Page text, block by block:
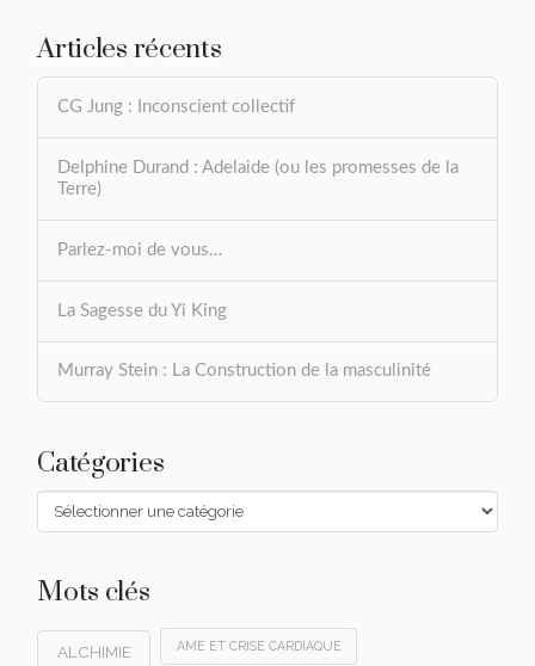
Articles récents
CG Jung : Inconscient collectif
Delphine Durand : Adelaide (ou les promesses de la
Terre)
Parlez-moi de vous…
La Sagesse du Yi King
Murray Stein : La Construction de la masculinité
Catégories
Catégories
Mots clés
ALCHIMIE AME ET CRISE CARDIAQUE